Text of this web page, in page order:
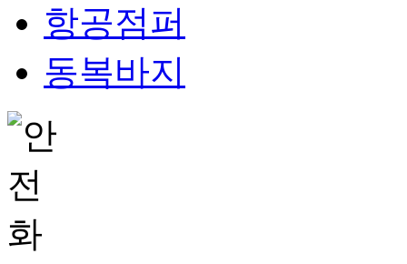
항공점퍼
동복바지